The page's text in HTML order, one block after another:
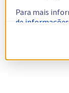
Para mais
de